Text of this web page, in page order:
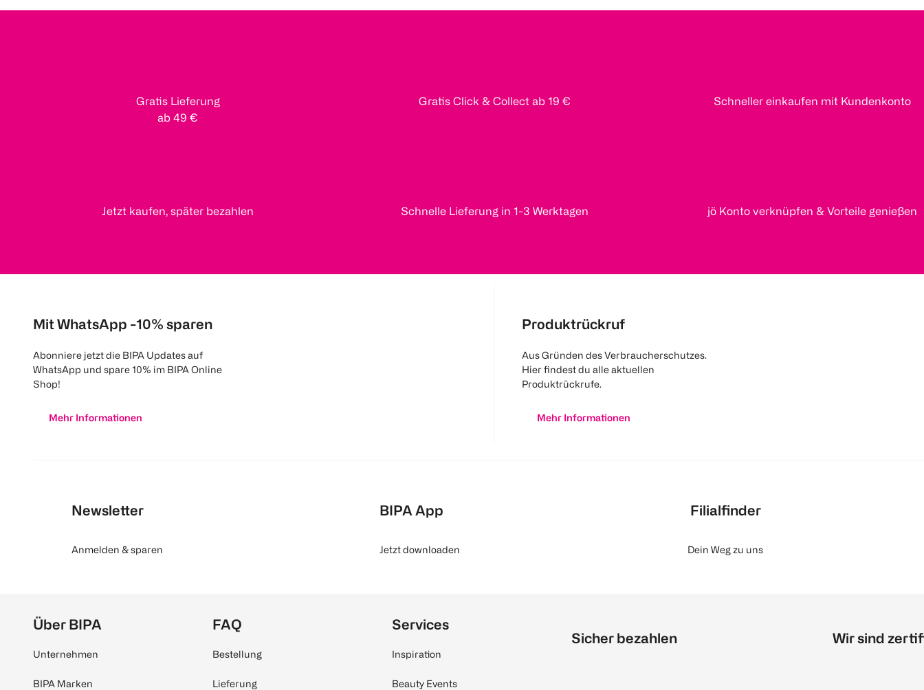
Gratis Lieferung
ab 49 €
Gratis Click & Collect ab 19 € Schneller einkaufen mit Kundenkonto
Jetzt kaufen, später bezahlen Schnelle Lieferung in 1-3 Werktagen jö Konto verknüpfen & Vorteile genießen
Mit WhatsApp -10% sparen
Abonniere jetzt die BIPA Updates auf
WhatsApp und spare 10% im BIPA Online
Shop!
Mehr Informationen
Produktrückruf
Aus Gründen des Verbraucherschutzes.
Hier findest du alle aktuellen
Produktrückrufe.
Mehr Informationen
Newsletter
Anmelden & sparen
BIPA App
Jetzt downloaden
Filialfinder
Dein Weg zu uns
Über BIPA
Unternehmen
BIPA Marken
FAQ
Bestellung
Lieferung
Services
Inspiration
Beauty Events
Sicher bezahlen Wir sind